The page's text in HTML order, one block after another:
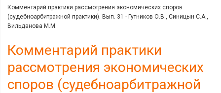
Комментарий практики рассмотрения экономических споров
(судебноарбитражной практики). Вып. 31 - Гутников О.В., Синицын С.А.,
Вильданова М.М.
Комментарий практики
рассмотрения экономических
споров (судебноарбитражной